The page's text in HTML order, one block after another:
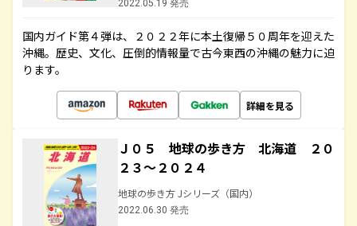
2022.05.19 発売
国内ガイド第４弾は、２０２２年に本土復帰５０周年を迎えた
沖縄。歴史、文化、圧倒的情報量で古今東西の沖縄の魅力に迫
ります。
詳細を見る
Ｊ０５ 地球の歩き方 北海道 ２０
２３～２０２４
地球の歩き方 Jシリーズ（国内）
2022.06.30 発売